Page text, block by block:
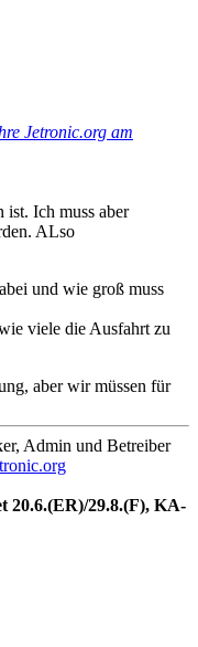
Jetronic.org am
ist. Ich muss aber
ALso
und wie groß muss
viele die Ausfahrt zu
aber wir müssen für
Admin und Betreiber
20.6.(ER)/29.8.(F), KA-